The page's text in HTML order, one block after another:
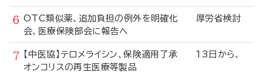
OTC類似薬、追加負担の例外を明確化 厚労省検討
会、医療保険部会に報告へ
【中医協】テロメライシン、保険適用了承 13日から、
オンコリスの再生医療等製品